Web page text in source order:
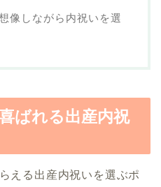
像しながら内祝いを選
ばれる出産内祝
える出産内祝いを選ぶポ